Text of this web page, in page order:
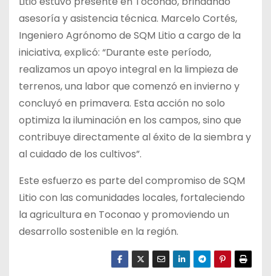
asesoría y asistencia técnica. Marcelo Cortés,
Ingeniero Agrónomo de SQM Litio a cargo de la
iniciativa, explicó: “Durante este período,
realizamos un apoyo integral en la limpieza de
terrenos, una labor que comenzó en invierno y
concluyó en primavera. Esta acción no solo
optimiza la iluminación en los campos, sino que
contribuye directamente al éxito de la siembra y
al cuidado de los cultivos”.
Este esfuerzo es parte del compromiso de SQM
Litio con las comunidades locales, fortaleciendo
la agricultura en Toconao y promoviendo un
desarrollo sostenible en la región.